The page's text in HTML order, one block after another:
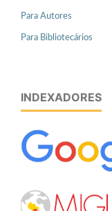
Para Autores
Para Bibliotecários
INDEXADORES